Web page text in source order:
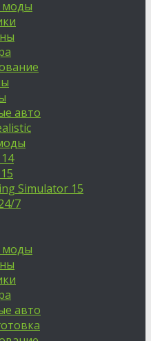
моды
авто
Simulator 15
7
моды
авто